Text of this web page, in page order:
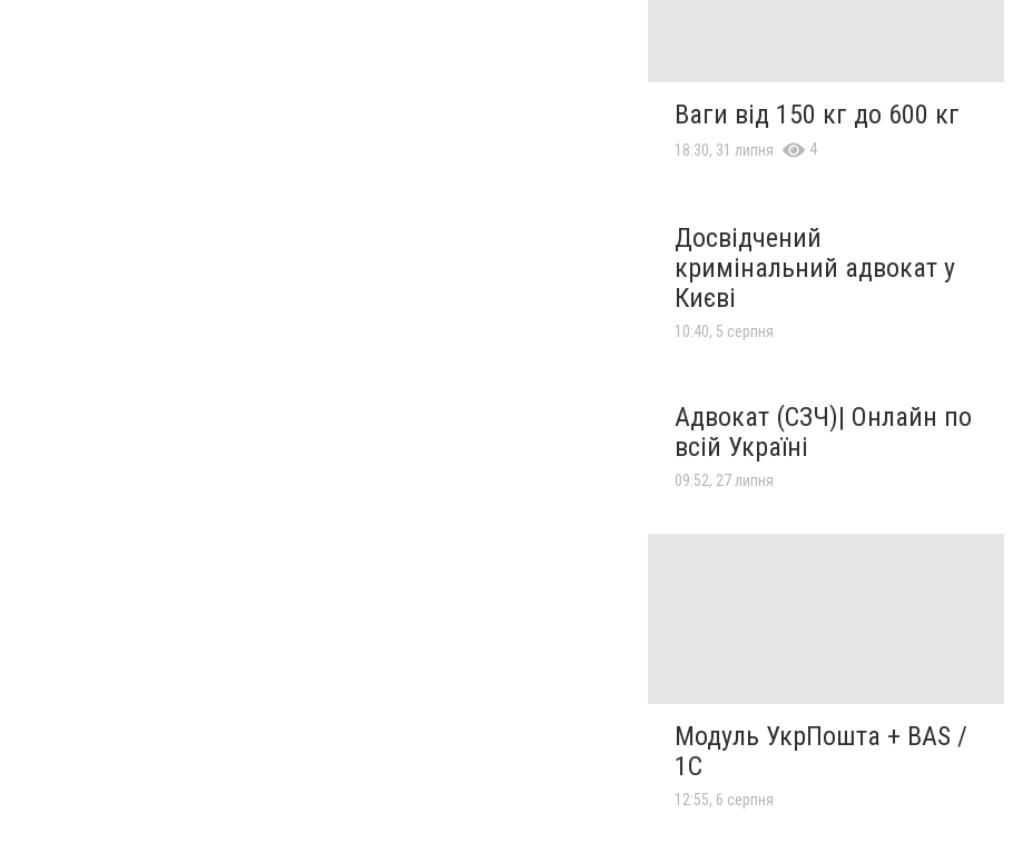
Ваги від 150 кг до 600 кг
18:30, 31 липня 4
Досвідчений
кримінальний адвокат у
Києві
10:40, 5 серпня
Адвокат (СЗЧ)| Онлайн по
всій Україні
09:52, 27 липня
Модуль УкрПошта + BAS /
1C
12:55, 6 серпня